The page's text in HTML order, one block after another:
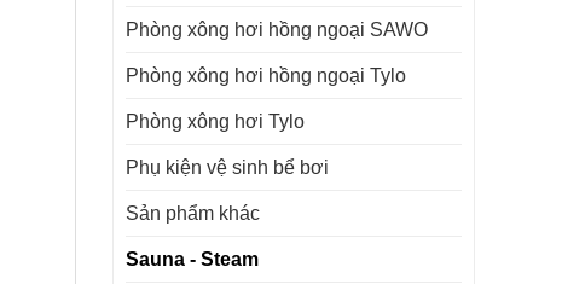
Phòng xông hơi hồng ngoại SAWO
Phòng xông hơi hồng ngoại Tylo
Phòng xông hơi Tylo
Phụ kiện vệ sinh bể bơi
Sản phẩm khác
Sauna - Steam